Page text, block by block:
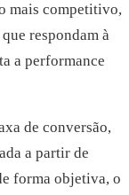
mais competitivo,
respondam à
a performance
de conversão,
a partir de
forma objetiva, o